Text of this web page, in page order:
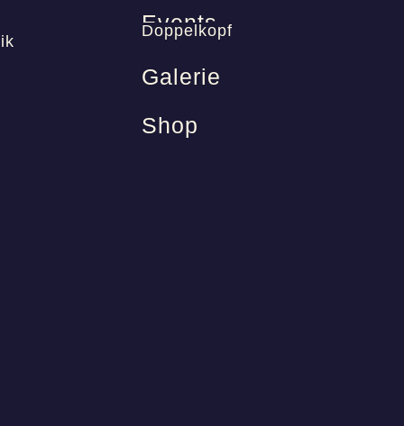
Events
Doppelkopf
Galerie
Shop